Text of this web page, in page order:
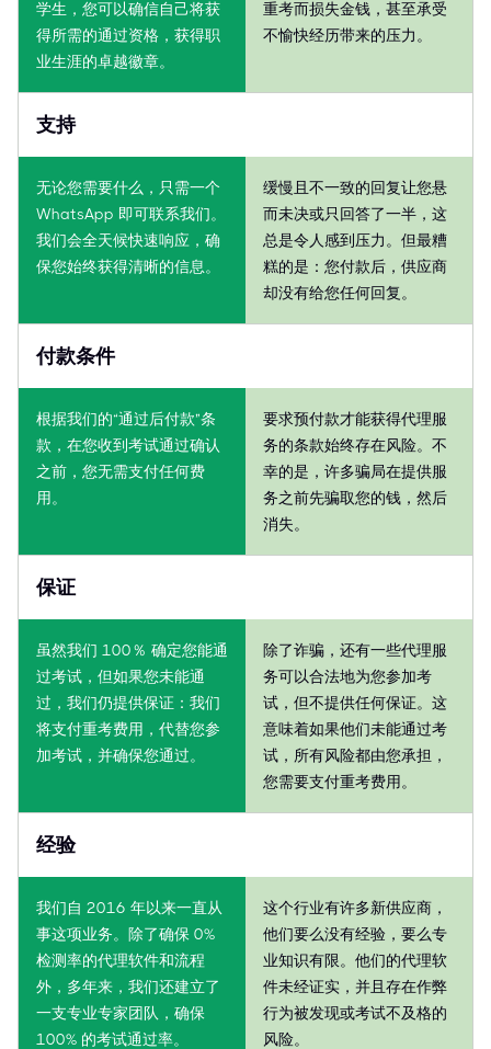
学生，您可以确信自己将获
得所需的通过资格，获得职
业生涯的卓越徽章。
重考而损失金钱，甚至承受
不愉快经历带来的压力。
支持
无论您需要什么，只需一个
WhatsApp 即可联系我们。
我们会全天候快速响应，确
保您始终获得清晰的信息。
缓慢且不一致的回复让您悬
而未决或只回答了一半，这
总是令人感到压力。但最糟
糕的是：您付款后，供应商
却没有给您任何回复。
付款条件
根据我们的“通过后付款”条
款，在您收到考试通过确认
之前，您无需支付任何费
用。
要求预付款才能获得代理服
务的条款始终存在风险。不
幸的是，许多骗局在提供服
务之前先骗取您的钱，然后
消失。
保证
虽然我们 100％ 确定您能通
过考试，但如果您未能通
过，我们仍提供保证：我们
将支付重考费用，代替您参
加考试，并确保您通过。
除了诈骗，还有一些代理服
务可以合法地为您参加考
试，但不提供任何保证。这
意味着如果他们未能通过考
试，所有风险都由您承担，
您需要支付重考费用。
经验
我们自 2016 年以来一直从
事这项业务。除了确保 0%
检测率的代理软件和流程
外，多年来，我们还建立了
一支专业专家团队，确保
100% 的考试通过率。
这个行业有许多新供应商，
他们要么没有经验，要么专
业知识有限。他们的代理软
件未经证实，并且存在作弊
行为被发现或考试不及格的
风险。